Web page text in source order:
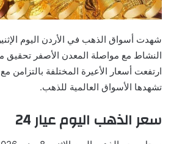
النشاط مع مواصلة المعدن الأصفر
ارتفعت أسعار الأعيرة المختلفة بالتزامن
تشهدها الأسواق العالمية للذهب.
سعر الذهب اليوم عيار 24